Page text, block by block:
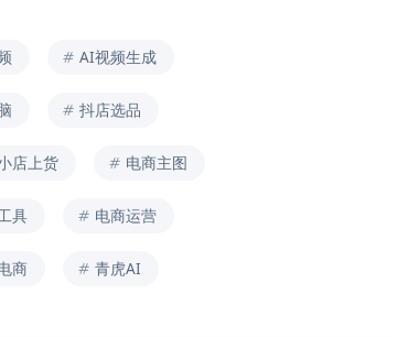
AI视频生成
抖店选品
店上货 电商主图
具 电商运营
商 青虎AI